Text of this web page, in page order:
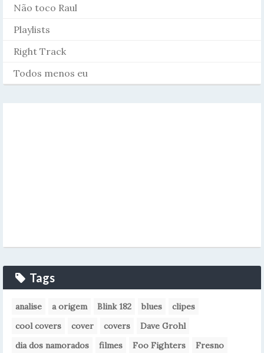
Não toco Raul
Playlists
Right Track
Todos menos eu
Tags
analise a origem Blink 182 blues
clipes
cool covers
cover covers
Dave Grohl
dia dos namorados
filmes Foo Fighters
Fresno